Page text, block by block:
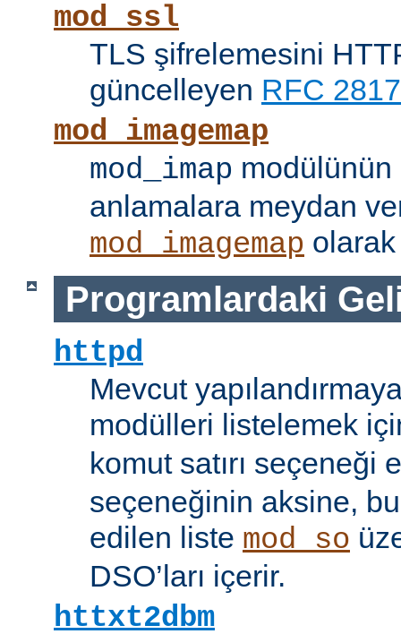
mod_ssl
TLS şifrelemesini
güncelleyen RFC 2817
mod_imagemap
mod_imap modülünün
anlamalara meydan
mod_imagemap
Programlardaki
httpd
Mevcut
modülleri listelemek
komut satırı seçeneği
seçeneğinin aksine,
edilen liste mod_so
DSO’ları içerir.
httxt2dbm